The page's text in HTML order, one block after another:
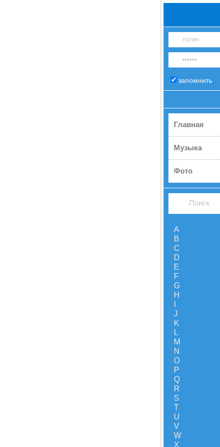
запомнить
Главная
Музыка
Фото
A
B
C
D
E
F
G
H
J
K
L
M
N
O
P
Q
R
S
T
U
V
W
X